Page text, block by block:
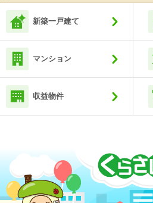
新築一戸建て
マンション
収益物件